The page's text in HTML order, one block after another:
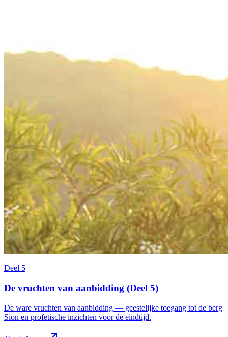
Deel 5
De vruchten van aanbidding (Deel 5)
De ware vruchten van aanbidding — geestelijke toegang tot de berg
Sion en profetische inzichten voor de eindtijd.